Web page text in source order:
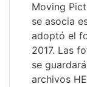
Moving
se asocia
adoptó el
2017. Las
se
archivos